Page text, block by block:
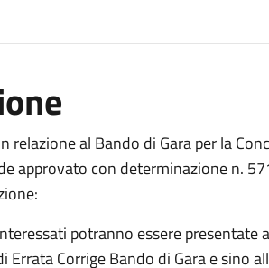
relazione al Bando di Gara per la
approvato con determinazione n.
potranno essere presentate
Errata Corrige Bando di Gara e sino